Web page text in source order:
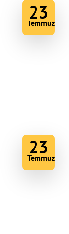
23
Temmuz
23
Temmuz